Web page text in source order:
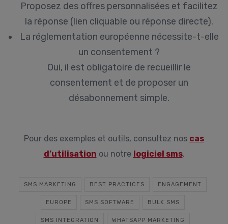
Proposez des offres personnalisées et facilitez
la réponse (lien cliquable ou réponse directe).
La réglementation européenne nécessite-t-elle
un consentement ?
Oui, il est obligatoire de recueillir le
consentement et de proposer un
désabonnement simple.
Pour des exemples et outils, consultez nos cas
d’utilisation ou notre logiciel sms.
SMS MARKETING BEST PRACTICES ENGAGEMENT
EUROPE SMS SOFTWARE BULK SMS
SMS INTEGRATION WHATSAPP MARKETING